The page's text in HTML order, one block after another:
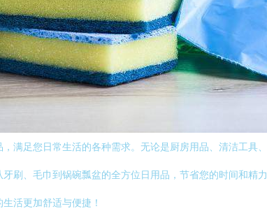
满足您日常生活的各种需求。无论是厨房用品、清洁工具
刷、毛巾到锅碗瓢盆的全方位日用品，节省您的时间和精
活更加舒适与便捷！